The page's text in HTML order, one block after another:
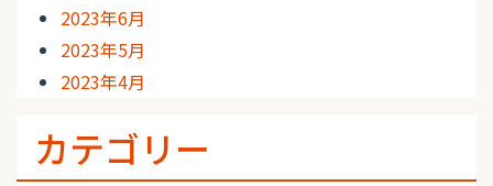
2023年6月
2023年5月
2023年4月
カテゴリー